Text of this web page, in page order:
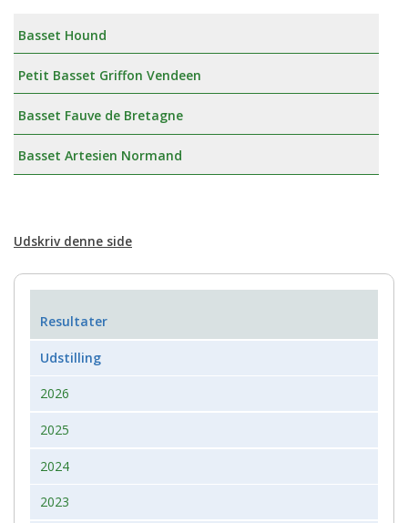
Basset Hound
Petit Basset Griffon Vendeen
Basset Fauve de Bretagne
Basset Artesien Normand
Udskriv denne side
Resultater
Udstilling
2026
2025
2024
2023